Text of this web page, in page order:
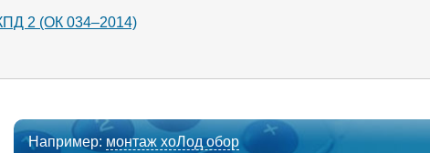
Например: монтаж хоЛод обор